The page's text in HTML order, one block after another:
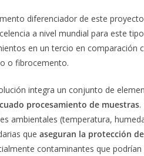
diferenciador de este
a nivel mundial para este
en un tercio en comparación
o fibrocemento.
integra un conjunto de
procesamiento de muestras.
ambientales (temperatura,
que aseguran la protección
contaminantes que